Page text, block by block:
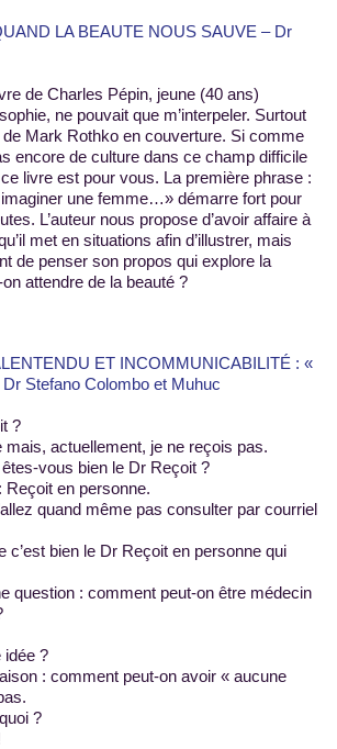
de Charles Pépin, jeune (40 ans)
ne pouvait que m’interpeler. Surtout
Mark Rothko en couverture. Si comme
encore de culture dans ce champ difficile
ce livre est pour vous. La première phrase :
une femme…» démarre fort pour
L’auteur nous propose d’avoir affaire à
met en situations afin d’illustrer, mais
de penser son propos qui explore la
attendre de la beauté ?
Stefano Colombo et Muhuc
?
mais, actuellement, je ne reçois pas.
vous bien le Dr Reçoit ?
Reçoit en personne.
quand même pas consulter par courriel
c’est bien le Dr Reçoit en personne qui
question : comment peut-on être médecin
idée ?
: comment peut-on avoir « aucune
?